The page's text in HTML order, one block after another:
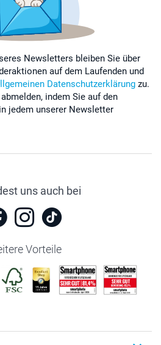
Newsletters bleiben Sie über
auf dem Laufenden und
Datenschutzerklärung zu.
indem Sie auf den
jedem unserer Newsletter
uns auch bei
Vorteile